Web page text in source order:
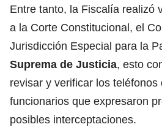
Entre tanto, la Fiscalía realizó
a la Corte Constitucional, el
Jurisdicción Especial para la
Suprema de Justicia, esto
revisar y verificar los
funcionarios que expresaron
posibles interceptaciones.